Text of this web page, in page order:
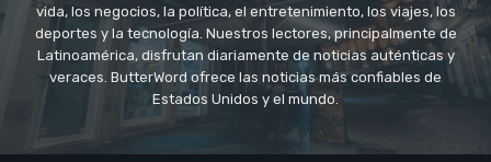
vida, los negocios, la política, el entretenimiento, los viajes, los
deportes y la tecnología. Nuestros lectores, principalmente de
Latinoamérica, disfrutan diariamente de noticias auténticas y
veraces. ButterWord ofrece las noticias más confiables de
Estados Unidos y el mundo.